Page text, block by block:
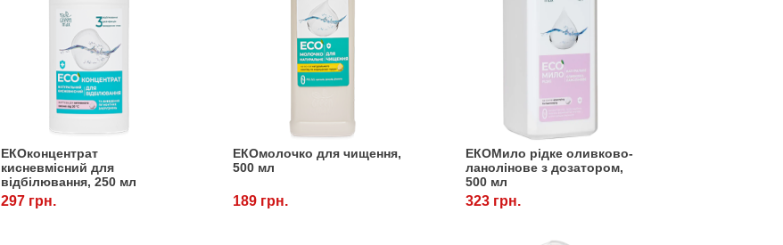
ЕКОконцентрат
кисневмісний для
відбілювання, 250 мл
297 грн.
ЕКОмолочко для чищення,
500 мл
189 грн.
ЕКОМило рідке оливково-
ланолінове з дозатором,
500 мл
323 грн.